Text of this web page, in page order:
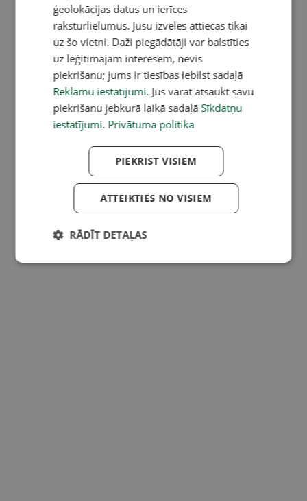
ģeolokācijas datus un ierīces
raksturlielumus. Jūsu izvēles attiecas tikai
uz šo vietni. Daži piegādātāji var balstīties
uz leģitīmajām interesēm, nevis
piekrišanu; jums ir tiesības iebilst sadaļā
Reklāmu iestatījumi. Jūs varat atsaukt savu
piekrišanu jebkurā laikā sadaļā Sīkdatņu
iestatījumi. Privātuma politika
PIEKRIST VISIEM
ATTEIKTIES NO VISIEM
RĀDĪT DETAĻAS